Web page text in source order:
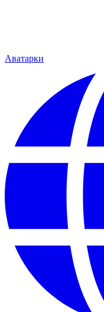
Аватарки